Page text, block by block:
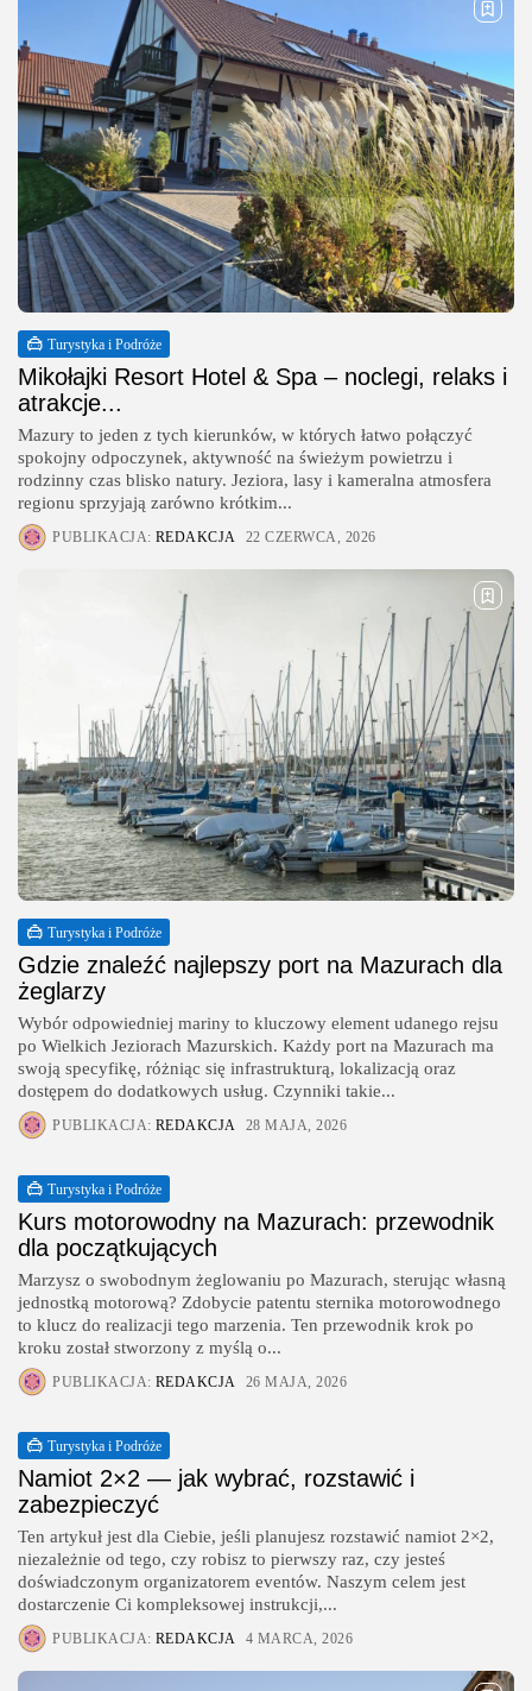
Turystyka i Podróże
Mikołajki Resort Hotel & Spa – noclegi, relaks i
atrakcje...
Mazury to jeden z tych kierunków, w których łatwo połączyć
spokojny odpoczynek, aktywność na świeżym powietrzu i
rodzinny czas blisko natury. Jeziora, lasy i kameralna atmosfera
regionu sprzyjają zarówno krótkim...
PUBLIKACJA: REDAKCJA 22 CZERWCA, 2026
Turystyka i Podróże
Gdzie znaleźć najlepszy port na Mazurach dla
żeglarzy
Wybór odpowiedniej mariny to kluczowy element udanego rejsu
po Wielkich Jeziorach Mazurskich. Każdy port na Mazurach ma
swoją specyfikę, różniąc się infrastrukturą, lokalizacją oraz
dostępem do dodatkowych usług. Czynniki takie...
PUBLIKACJA: REDAKCJA 28 MAJA, 2026
Turystyka i Podróże
Kurs motorowodny na Mazurach: przewodnik
dla początkujących
Marzysz o swobodnym żeglowaniu po Mazurach, sterując własną
jednostką motorową? Zdobycie patentu sternika motorowodnego
to klucz do realizacji tego marzenia. Ten przewodnik krok po
kroku został stworzony z myślą o...
PUBLIKACJA: REDAKCJA 26 MAJA, 2026
Turystyka i Podróże
Namiot 2×2 — jak wybrać, rozstawić i
zabezpieczyć
Ten artykuł jest dla Ciebie, jeśli planujesz rozstawić namiot 2×2,
niezależnie od tego, czy robisz to pierwszy raz, czy jesteś
doświadczonym organizatorem eventów. Naszym celem jest
dostarczenie Ci kompleksowej instrukcji,...
PUBLIKACJA: REDAKCJA 4 MARCA, 2026